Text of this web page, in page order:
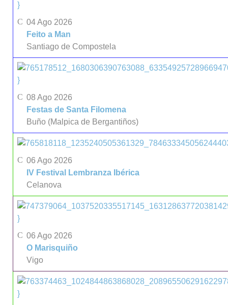
}
04 Ago 2026
Feito a Man
Santiago de Compostela
}
08 Ago 2026
Festas de Santa Filomena
Buño (Malpica de Bergantiños)
06 Ago 2026
IV Festival Lembranza Ibérica
Celanova
}
06 Ago 2026
O Marisquiño
Vigo
}